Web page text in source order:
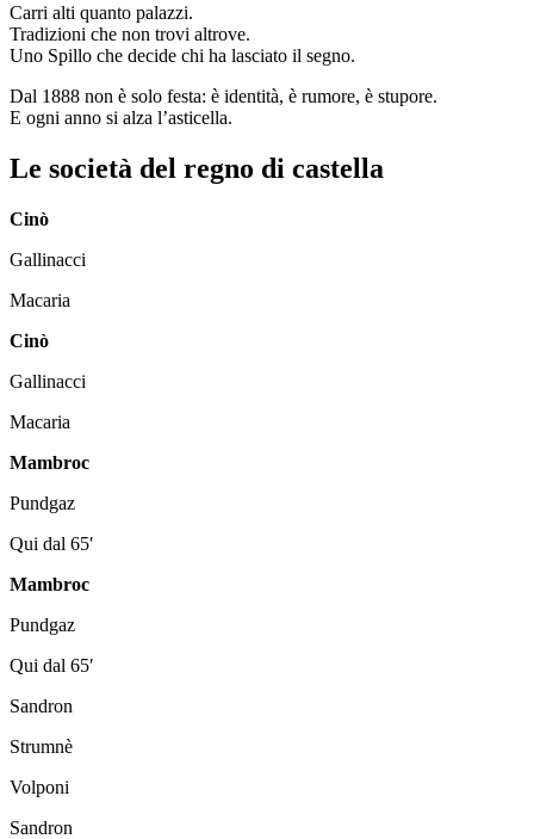
Carri alti quanto palazzi.
Tradizioni che non trovi altrove.
Uno Spillo che decide chi ha lasciato il segno.
Dal 1888 non è solo festa: è identità, è rumore, è stupore.
E ogni anno si alza l’asticella.
Le società del regno di castella
Cinò
Gallinacci
Macaria
Cinò
Gallinacci
Macaria
Mambroc
Pundgaz
Qui dal 65′
Mambroc
Pundgaz
Qui dal 65′
Sandron
Strumnè
Volponi
Sandron